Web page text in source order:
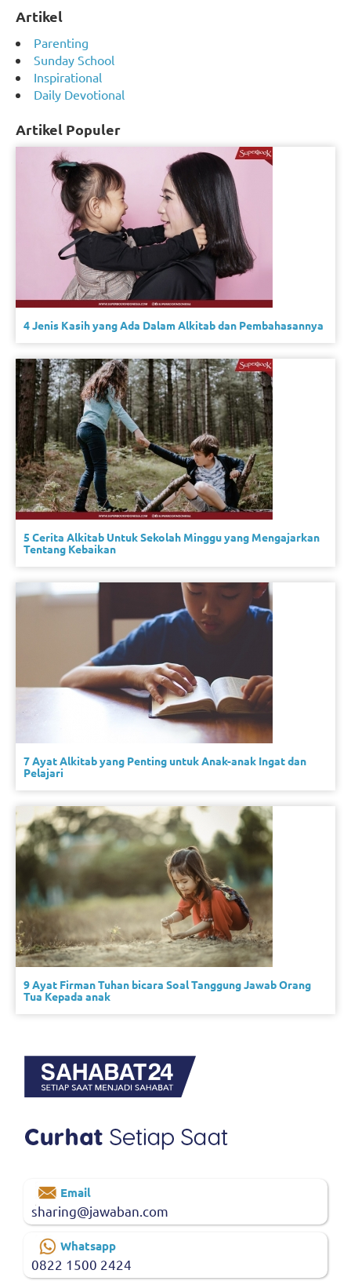
Artikel
Parenting
Sunday School
Inspirational
Daily Devotional
Artikel Populer
4 Jenis Kasih yang Ada Dalam Alkitab dan Pembahasannya
5 Cerita Alkitab Untuk Sekolah Minggu yang Mengajarkan
Tentang Kebaikan
7 Ayat Alkitab yang Penting untuk Anak-anak Ingat dan
Pelajari
9 Ayat Firman Tuhan bicara Soal Tanggung Jawab Orang
Tua Kepada anak
Email
sharing@jawaban.com
Whatsapp
0822 1500 2424